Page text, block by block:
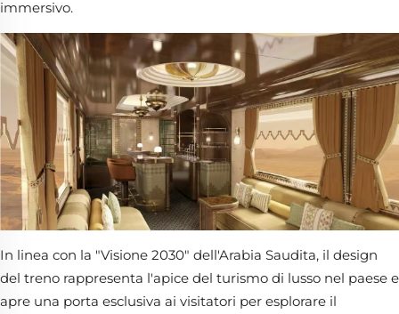
immersivo.
In linea con la "Visione 2030" dell'Arabia Saudita, il design
del treno rappresenta l'apice del turismo di lusso nel paese e
apre una porta esclusiva ai visitatori per esplorare il